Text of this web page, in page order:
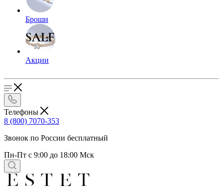
Броши
Акции
Телефоны
8 (800) 7070-353
Звонок по России бесплатный
Пн-Пт с 9:00 до 18:00 Мск